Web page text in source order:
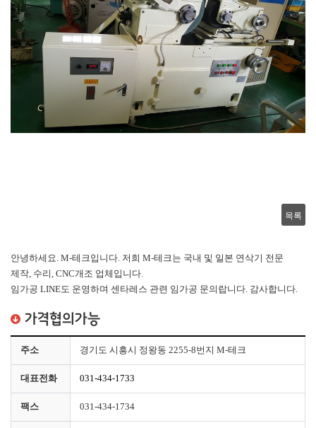
목록
안녕하세요. M-테크입니다. 저희 M-테크는 국내 및 일본 연삭기 전문
제작, 수리, CNC개조 업체입니다.
임가공 LINE도 운영하며 센타레스 관련 임가공 문의랍니다. 감사합니다.
가격협의가능
주소 경기도 시흥시 정왕동 2255-8번지 M-테크
대표전화 031-434-1733
팩스 031-434-1734